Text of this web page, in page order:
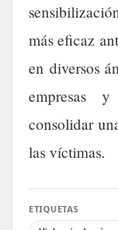
más eficaz
en diversos
empresas
consolidar
las víctimas.
ETIQUETAS